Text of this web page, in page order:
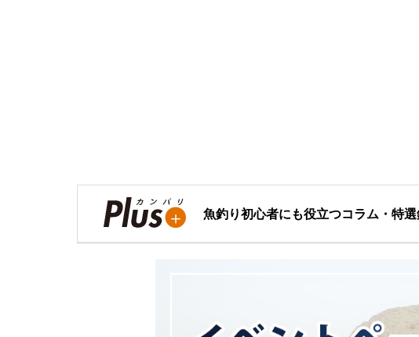
魚釣り初心者にも役立つコラム・特